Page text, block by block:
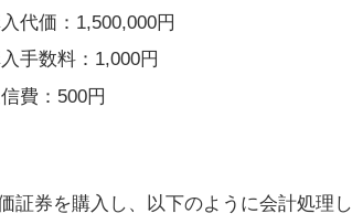
代価：1,500,000円
手数料：1,000円
費：500円
証券を購入し、以下のように会計処理